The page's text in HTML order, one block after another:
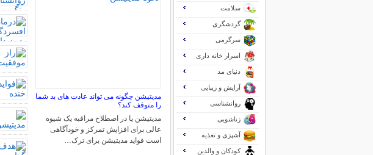
مدیتیشن چگونه می تواند عادت های بد شما
را متوقف کند؟
مدیتیشن یا در اصطلاح مراقبه یک شیوه
عالی برای افزایش تمرکز و خودآگاهی
است فواید مدیتیشن برای ترک…
سلامت
گردشگری
سرگرمی
اسرار خانه داری
دنیای مد
آرایش و زیبایی
روانشناسی
زناشویی
آشپزی و تغذیه
کودکان و والدین